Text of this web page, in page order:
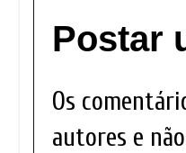
Postar
Os
autores e